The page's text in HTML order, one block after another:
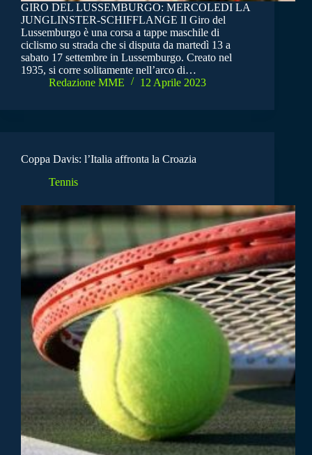
GIRO DEL LUSSEMBURGO: MERCOLEDI LA
JUNGLINSTER-SCHIFFLANGE Il Giro del
Lussemburgo è una corsa a tappe maschile di
ciclismo su strada che si disputa da martedì 13 a
sabato 17 settembre in Lussemburgo. Creato nel
1935, si corre solitamente nell’arco di…
Redazione MME
12 Aprile 2023
Coppa Davis: l’Italia affronta la Croazia
Tennis